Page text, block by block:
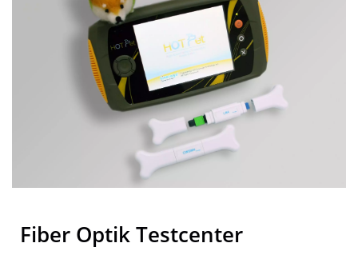
Fiber Optik Testcenter